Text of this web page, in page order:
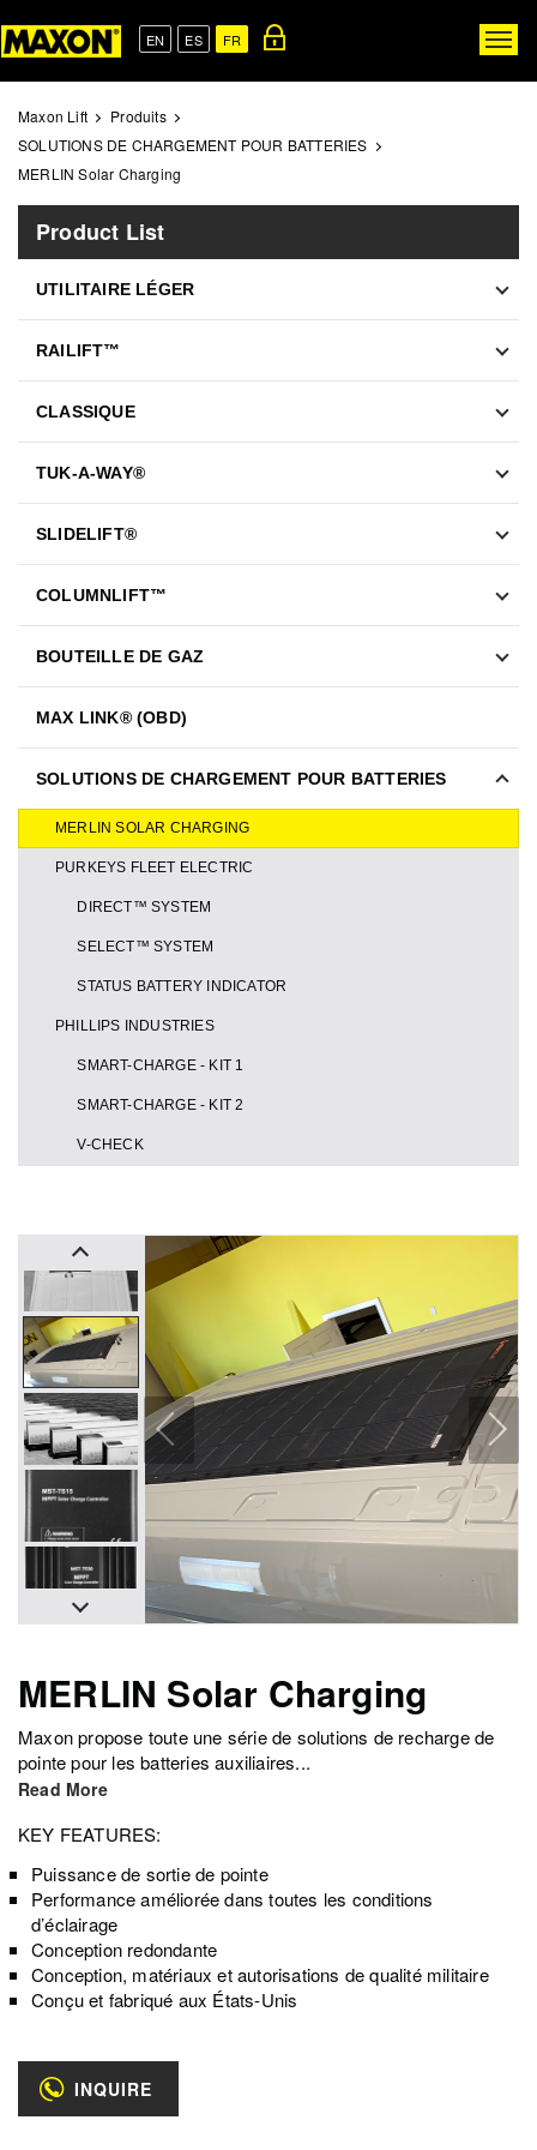
to
EN ES FR
Maxon Lift
Produits
SOLUTIONS DE CHARGEMENT POUR BATTERIES
MERLIN Solar Charging
Product List
UTILITAIRE LÉGER
RAILIFT™
CLASSIQUE
TUK-A-WAY®
SLIDELIFT®
COLUMNLIFT™
BOUTEILLE DE GAZ
MAX LINK® (OBD)
SOLUTIONS DE CHARGEMENT POUR BATTERIES
MERLIN SOLAR CHARGING
PURKEYS FLEET ELECTRIC
⠀⠀DIRECT™ SYSTEM
⠀⠀SELECT™ SYSTEM
⠀⠀STATUS BATTERY INDICATOR
PHILLIPS INDUSTRIES
⠀⠀SMART-CHARGE - KIT 1
⠀⠀SMART-CHARGE - KIT 2
⠀⠀V-CHECK
MERLIN Solar Charging
Maxon propose toute une série de solutions de recharge de
pointe pour les batteries auxiliaires...
Read More
KEY FEATURES:
Puissance de sortie de pointe
Performance améliorée dans toutes les conditions
d’éclairage
Conception redondante
Conception, matériaux et autorisations de qualité militaire
Conçu et fabriqué aux États-Unis
INQUIRE